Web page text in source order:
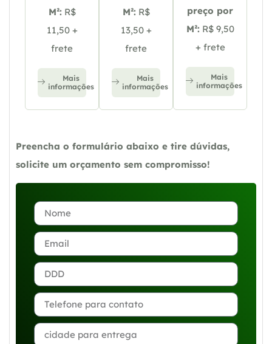
M²: R$
11,50 +
frete
Mais
informações
M²: R$
13,50 +
frete
Mais
informações
preço por
M²: R$ 9,50
+ frete
Mais
informações
Preencha o formulário abaixo e tire dúvidas,
solicite um orçamento sem compromisso!